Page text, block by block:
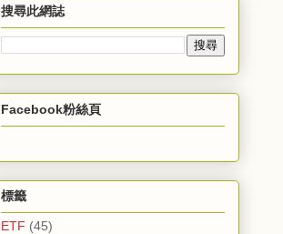
搜尋此網誌
Facebook粉絲頁
標籤
ETF (45)